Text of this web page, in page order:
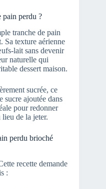
pain perdu ?
tranche de pain
Sa texture aérienne
lait sans devenir
naturelle qui
dessert maison.
sucrée, ce
sucre ajoutée dans
pour redonner
de la jeter.
perdu brioché
recette demande
: